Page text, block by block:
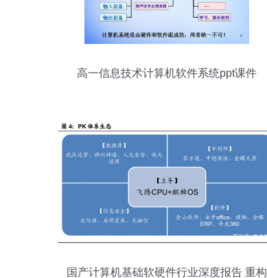
高一信息技术计算机软件系统ppt课件
国产计算机基础软硬件行业深度报告 重构